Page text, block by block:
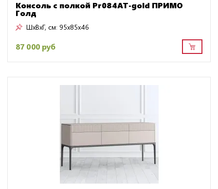
Консоль с полкой Pr084AT-gold ПРИМО
Голд
ШxВxГ, см: 95x85x46
87 000 руб